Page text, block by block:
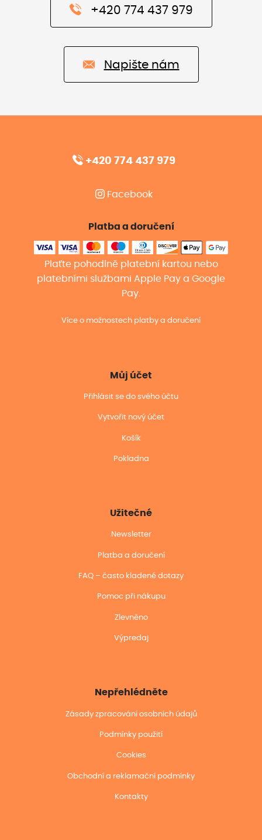
+420 774 437 979
Napište nám
+420 774 437 979
Facebook
Platba a doručení
Plaťte pohodlně platební kartou nebo
platebními službami Apple Pay a Google
Pay.
Více o možnostech platby a doručení
Můj účet
Přihlásit se do svého účtu
Vytvořit nový účet
Košík
Pokladna
Užitečné
Newsletter
Platba a doručení
FAQ – často kladené dotazy
Pomoc při nákupu
Zlevněno
Výpredaj
Nepřehlédněte
Zásady zpracování osobních údajů
Podmínky použití
Cookies
Obchodní a reklamační podmínky
Kontakty